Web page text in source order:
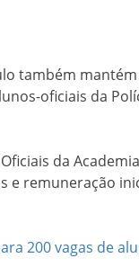
também
oficiais da
da
remuneração
200 vagas de